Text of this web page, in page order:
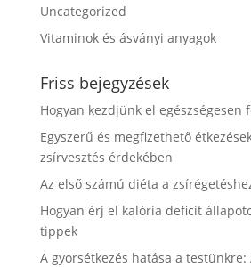
Uncategorized
Vitaminok és ásványi anyagok
Friss bejegyzések
Hogyan kezdjünk el egészségesen
Egyszerű és megfizethető
zsírvesztés érdekében
Az első számú diéta a
Hogyan érj el kalória deficit
tippek
A gyorsétkezés hatása a testünkre: